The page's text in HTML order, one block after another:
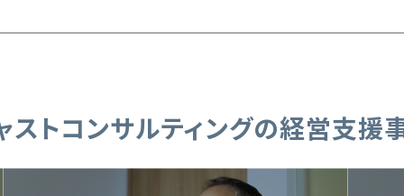
ストコンサルティングの経営支援